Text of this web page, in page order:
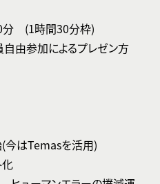
分 (1時間30分枠)
由参加によるプレゼン方
今はTemasを活用)
化